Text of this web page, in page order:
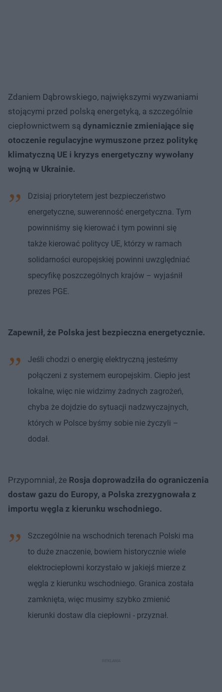
Zdaniem Dąbrowskiego, największymi wyzwaniami
stojącymi przed polską energetyką, a szczególnie
ciepłownictwem są dynamicznie zmieniające się
otoczenie regulacyjne wymuszone przez politykę
klimatyczną UE i kryzys energetyczny wywołany
wojną w Ukrainie.
Dzisiaj priorytetem jest bezpieczeństwo
energetyczne, suwerenność energetyczna. Tym
powinniśmy się kierować i tym powinni się
także kierować politycy UE, którzy w ramach
solidarności europejskiej powinni uwzględniać
specyfikę poszczególnych krajów – wyjaśnił
prezes PGE.
Zapewnił, że Polska jest bezpieczna energetycznie.
Jeśli chodzi o energię elektryczną jesteśmy
połączeni z systemem europejskim. Ciepło jest
lokalne, więc nie widzimy żadnych zagrożeń,
chyba że dojdzie do sytuacji nadzwyczajnych,
których w Polsce byśmy sobie nie życzyli –
dodał.
Przypomniał, że Rosja doprowadziła do ograniczenia
dostaw gazu do Europy, a Polska zrezygnowała z
importu węgla z kierunku wschodniego.
Szczególnie na wschodnich terenach Polski ma
to duże znaczenie, bowiem historycznie wiele
elektrociepłowni korzystało w jakiejś mierze z
węgla z kierunku wschodniego. Granica została
zamknięta, więc musimy szybko zmienić
kierunki dostaw dla ciepłowni - przyznał.